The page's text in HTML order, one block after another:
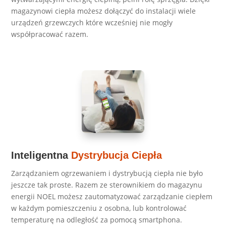
magazynowi ciepła możesz dołączyć do instalacji wiele
urządzeń grzewczych które wcześniej nie mogły
współpracować razem.
Inteligentna Dystrybucja Ciepła
Zarządzaniem ogrzewaniem i dystrybucją ciepła nie było
jeszcze tak proste. Razem ze sterownikiem do magazynu
energii NOEL możesz zautomatyzować zarządzanie ciepłem
w każdym pomieszczeniu z osobna, lub kontrolować
temperaturę na odległość za pomocą smartphona.